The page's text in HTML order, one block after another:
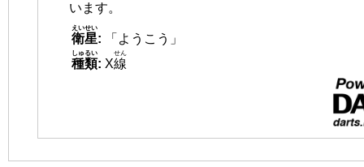
います。
衛星
えいせい
:
「ようこう」
種類
しゅるい
: X線
せん